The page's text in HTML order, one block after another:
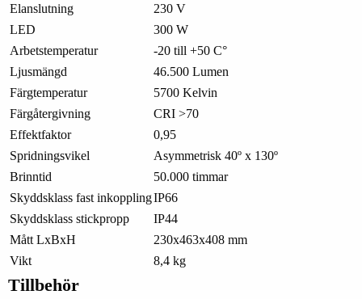
Elanslutning
230 V
LED
300 W
Arbetstemperatur
-20 till +50 C°
Ljusmängd
46.500 Lumen
Färgtemperatur
5700 Kelvin
Färgåtergivning
CRI >70
Effektfaktor
0,95
Spridningsvikel
Asymmetrisk 40º x 130º
Brinntid
50.000 timmar
Skyddsklass fast inkopplingIP66
Skyddsklass stickpropp
IP44
Mått LxBxH
230x463x408 mm
Vikt
8,4 kg
Tillbehör